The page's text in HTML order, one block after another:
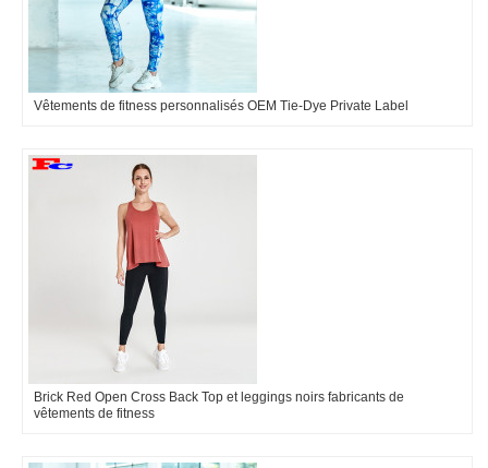
Vêtements de fitness personnalisés OEM Tie-Dye Private Label
Brick Red Open Cross Back Top et leggings noirs fabricants de
vêtements de fitness